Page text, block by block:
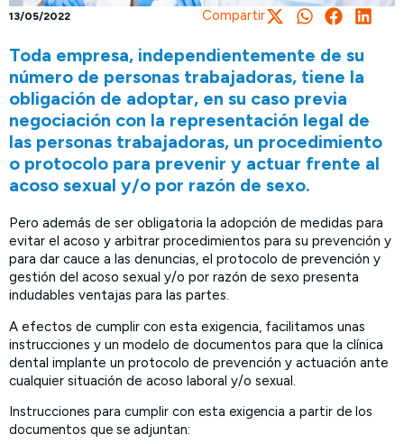
13/05/2022 Compartir
Toda empresa, independientemente de su
número de personas trabajadoras, tiene la
obligación de adoptar, en su caso previa
negociación con la representación legal de
las personas trabajadoras, un procedimiento
o protocolo para prevenir y actuar frente al
acoso sexual y/o por razón de sexo.
Pero además de ser obligatoria la adopción de medidas para
evitar el acoso y arbitrar procedimientos para su prevención y
para dar cauce a las denuncias, el protocolo de prevención y
gestión del acoso sexual y/o por razón de sexo presenta
indudables ventajas para las partes.
A efectos de cumplir con esta exigencia, facilitamos unas
instrucciones y un modelo de documentos para que la clínica
dental implante un protocolo de prevención y actuación ante
cualquier situación de acoso laboral y/o sexual.
Instrucciones para cumplir con esta exigencia a partir de los
documentos que se adjuntan: